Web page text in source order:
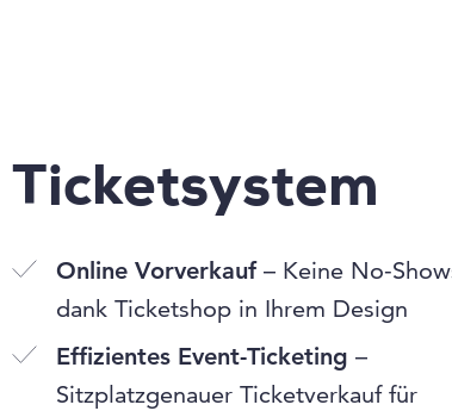
Ticketsystem
Online Vorverkauf– Keine No-
dank Ticketshop in Ihrem Design
Effizientes Event-Ticketing –
Sitzplatzgenauer Ticketverkauf für